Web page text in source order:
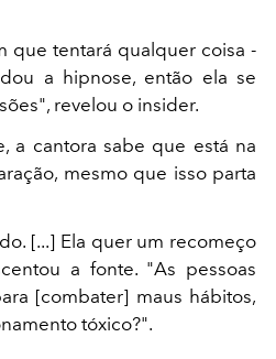
que tentará qualquer coisa -
a hipnose, então ela se
revelou o insider.
a cantora sabe que está na
mesmo que isso parta
[...] Ela quer um recomeço
a fonte. "As pessoas
[combater] maus hábitos,
tóxico?".